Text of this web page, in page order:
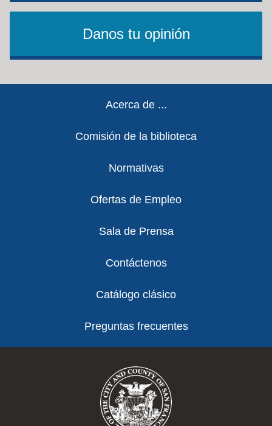
Danos tu opinión
Acerca de ...
Comisión de la biblioteca
Normativas
Ofertas de Empleo
Sala de Prensa
Contáctenos
Catálogo clásico
Preguntas frecuentes